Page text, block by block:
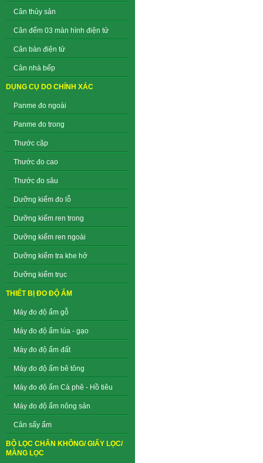
Cân thủy sản
Cân đếm 03 màn hình điện tử
Cân bàn điện tử
Cân nhà bếp
DỤNG CỤ DO CHÍNH XÁC
Panme đo ngoài
Panme đo trong
Thước cặp
Thước đo cao
Thước đo sâu
Dưỡng kiểm đo lỗ
Dưỡng kiểm ren trong
Dưỡng kiểm ren ngoài
Dưỡng kiểm tra khe hở
Dưỡng kiểm trục
THIẾT BỊ ĐO ĐỘ ẨM
Máy đo độ ẩm gỗ
Máy đo độ ẩm lúa - gạo
Máy đo độ ẩm đất
Máy đo độ ẩm bê tông
Máy đo độ ẩm Cà phê - Hồ tiêu
Máy đo độ ẩm nông sản
Cân sấy ẩm
BỘ LỌC CHÂN KHÔNG/ GIẤY LỌC/
MÀNG LỌC